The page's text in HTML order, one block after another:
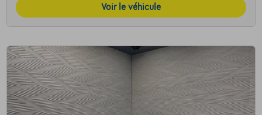
Voir le véhicule